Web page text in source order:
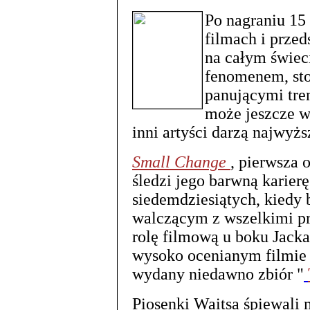
Po nagraniu
filmach i
na całym
fenomenem,
panującymi
może jeszcze
inni artyści darzą
Small Change , pierwsza
śledzi jego barwną
siedemdziesiątych, kiedy
walczącym z wszelkimi
rolę filmową u boku
wysoko ocenianym
wydany niedawno zbiór "
Piosenki Waitsa śpiewali